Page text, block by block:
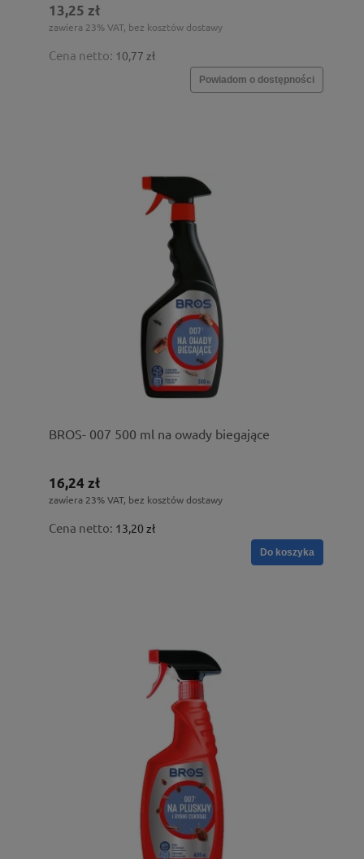
13,25 zł
zawiera 23% VAT, bez kosztów dostawy
Cena netto: 10,77 zł
Powiadom o dostępności
BROS- 007 500 ml na owady biegające
16,24 zł
zawiera 23% VAT, bez kosztów dostawy
Cena netto: 13,20 zł
Do koszyka